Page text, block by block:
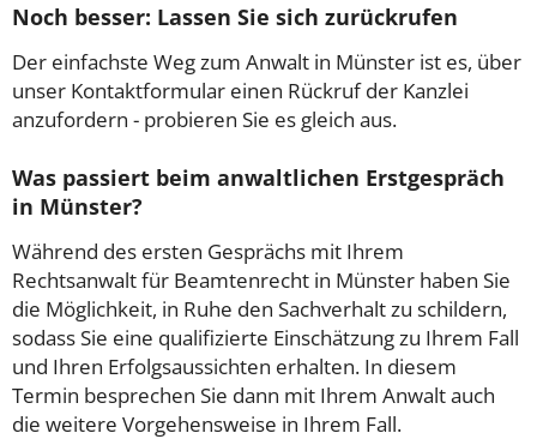
Noch besser: Lassen Sie sich zurückrufen
Der einfachste Weg zum Anwalt in Münster ist es, über
unser Kontaktformular einen Rückruf der Kanzlei
anzufordern - probieren Sie es gleich aus.
Was passiert beim anwaltlichen Erstgespräch
in Münster?
Während des ersten Gesprächs mit Ihrem
Rechtsanwalt für Beamtenrecht in Münster haben Sie
die Möglichkeit, in Ruhe den Sachverhalt zu schildern,
sodass Sie eine qualifizierte Einschätzung zu Ihrem Fall
und Ihren Erfolgsaussichten erhalten. In diesem
Termin besprechen Sie dann mit Ihrem Anwalt auch
die weitere Vorgehensweise in Ihrem Fall.